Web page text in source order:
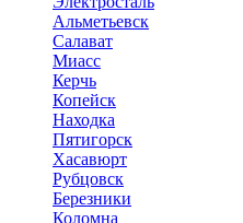
Альметьевск
Салават
Миасс
Керчь
Копейск
Находка
Пятигорск
Хасавюрт
Рубцовск
Березники
Коломна